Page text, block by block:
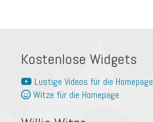
Kostenlose Widgets
Lustige Videos für die Homepage
Witze für die Homepage